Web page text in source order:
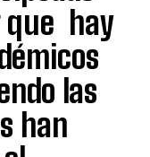
que hay
las
han